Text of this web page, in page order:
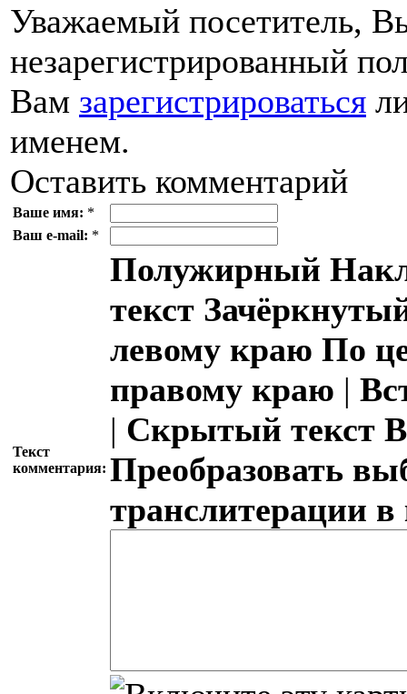
Уважаемый посетитель,
незарегистрированный
Вам зарегистрироваться
именем.
Оставить комментарий
Ваше имя: *
Ваш e-mail: *
Текст
комментария:
Полужирный
текст
левому краю По
правому краю |
| Скрытый текст
Преобразовать
транслитерации